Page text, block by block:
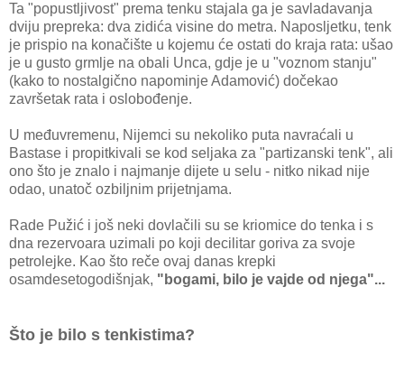
Ta "popustljivost" prema tenku stajala ga je savladavanja
dviju prepreka: dva zidića visine do metra. Naposljetku, tenk
je prispio na konačište u kojemu će ostati do kraja rata: ušao
je u gusto grmlje na obali Unca, gdje je u "voznom stanju"
(kako to nostalgično napominje Adamović) dočekao
završetak rata i oslobođenje.
U međuvremenu, Nijemci su nekoliko puta navraćali u
Bastase i propitkivali se kod seljaka za "partizanski tenk", ali
ono što je znalo i najmanje dijete u selu - nitko nikad nije
odao, unatoč ozbiljnim prijetnjama.
Rade Pužić i još neki dovlačili su se kriomice do tenka i s
dna rezervoara uzimali po koji decilitar goriva za svoje
petrolejke. Kao što reče ovaj danas krepki
osamdesetogodišnjak, "bogami, bilo je vajde od njega"...
Što je bilo s tenkistima?